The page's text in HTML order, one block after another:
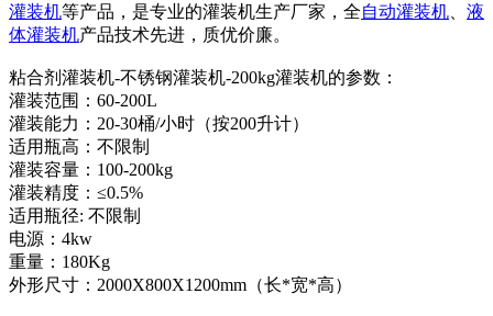
灌装机等产品，是专业的灌装机生产厂家，全自动灌装机
液
体灌装机产品技术先进，质优价廉。
粘合剂灌装机-不锈钢灌装机-200kg灌装机的参数：
灌装范围：60-200L
灌装能力：20-30桶/小时（按200升计）
适用瓶高：不限制
灌装容量：100-200kg
灌装精度：≤0.5%
适用瓶径: 不限制
电源：4kw
重量：180Kg
外形尺寸：2000X800X1200mm（长*宽*高）